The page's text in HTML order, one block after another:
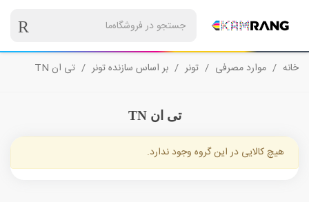
خانه / موارد مصرفی / تونر / بر اساس سازنده تونر / تی ان TN
تی ان TN
هیچ کالایی در این گروه وجود ندارد.